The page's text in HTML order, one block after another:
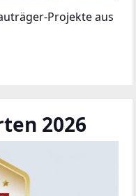
Projekte aus
2026